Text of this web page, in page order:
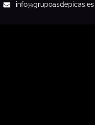
info@grupoasdepicas.es